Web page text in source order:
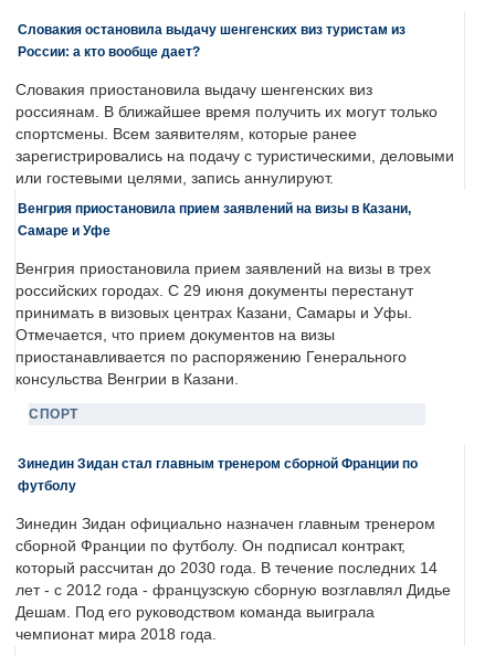
Словакия остановила выдачу шенгенских виз туристам из
России: а кто вообще дает?
Словакия приостановила выдачу шенгенских виз
россиянам. В ближайшее время получить их могут только
спортсмены. Всем заявителям, которые ранее
зарегистрировались на подачу с туристическими, деловыми
или гостевыми целями, запись аннулируют.
Венгрия приостановила прием заявлений на визы в Казани,
Самаре и Уфе
Венгрия приостановила прием заявлений на визы в трех
российских городах. С 29 июня документы перестанут
принимать в визовых центрах Казани, Самары и Уфы.
Отмечается, что прием документов на визы
приостанавливается по распоряжению Генерального
консульства Венгрии в Казани.
СПОРТ
Зинедин Зидан стал главным тренером сборной Франции по
футболу
Зинедин Зидан официально назначен главным тренером
сборной Франции по футболу. Он подписал контракт,
который рассчитан до 2030 года. В течение последних 14
лет - с 2012 года - французскую сборную возглавлял Дидье
Дешам. Под его руководством команда выиграла
чемпионат мира 2018 года.